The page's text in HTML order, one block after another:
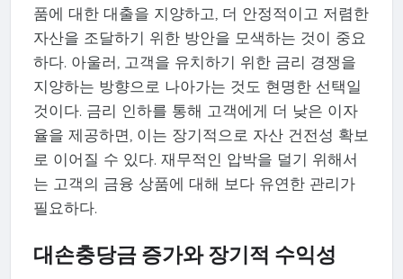
품에 대한 대출을 지양하고, 더 안정적이고 저렴한
자산을 조달하기 위한 방안을 모색하는 것이 중요
하다. 아울러, 고객을 유치하기 위한 금리 경쟁을
지양하는 방향으로 나아가는 것도 현명한 선택일
것이다. 금리 인하를 통해 고객에게 더 낮은 이자
율을 제공하면, 이는 장기적으로 자산 건전성 확보
로 이어질 수 있다. 재무적인 압박을 덜기 위해서
는 고객의 금융 상품에 대해 보다 유연한 관리가
필요하다.
대손충당금 증가와 장기적 수익성